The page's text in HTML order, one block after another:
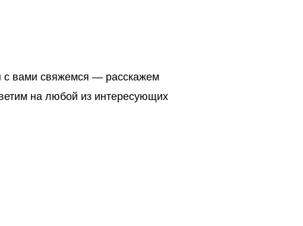
с вами свяжемся — расскажем
на любой из интересующих